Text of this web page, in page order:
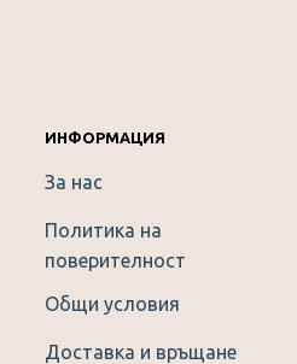
ИНФОРМАЦИЯ
За нас
Политика на
поверителност
Общи условия
Доставка и връщане